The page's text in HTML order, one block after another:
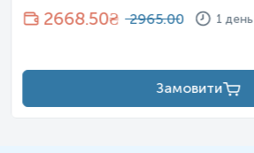
2668.50₴ 2965.00 1 день
Замовити